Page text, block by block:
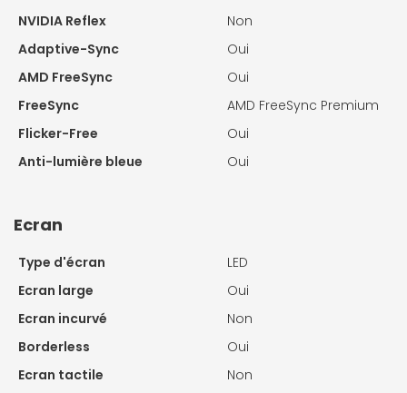
NVIDIA Reflex
Non
Adaptive-Sync
Oui
AMD FreeSync
Oui
FreeSync
AMD FreeSync Premium
Flicker-Free
Oui
Anti-lumière bleue
Oui
Ecran
Type d'écran
LED
Ecran large
Oui
Ecran incurvé
Non
Borderless
Oui
Ecran tactile
Non